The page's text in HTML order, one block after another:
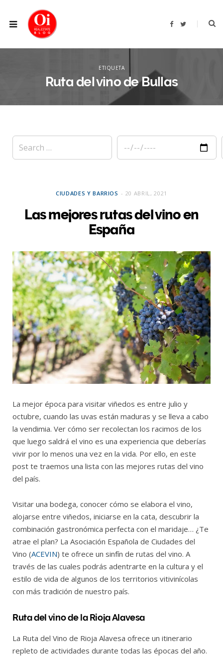
F
b
T
t
ETIQUETA
Ruta del vino de Bullas
CIUDADES Y BARRIOS 20 ABRIL, 2021
Las mejores rutas del vino en
España
La mejor época para visitar viñedos es entre julio y
octubre, cuando las uvas están maduras y se lleva a cabo
la vendimia. Ver cómo ser recolectan los racimos de los
que luego saldrá el vino es una experiencia que deberías
vivir por lo menos una vez en la vida. Por ello, en este
post te traemos una lista con las mejores rutas del vino
del país.
Visitar una bodega, conocer cómo se elabora el vino,
alojarse entre viñedos, iniciarse en la cata, descubrir la
combinación gastronómica perfecta con el maridaje… ¿Te
atrae el plan? La Asociación Española de Ciudades del
Vino (ACEVIN) te ofrece un sinfín de rutas del vino. A
través de las cuales podrás adentrarte en la cultura y el
estilo de vida de algunos de los territorios vitivinícolas
con más tradición de nuestro país.
Ruta del vino de la Rioja Alavesa
La Ruta del Vino de Rioja Alavesa ofrece un itinerario
repleto de actividades durante todas las épocas del año.